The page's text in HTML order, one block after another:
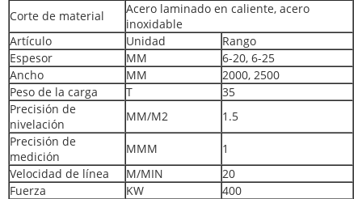
Corte de material
Acero laminado en caliente, acero
inoxidable
Artículo
Unidad
Rango
Espesor
MM
6-20, 6-25
Ancho
MM
2000, 2500
Peso de la carga
T
35
Precisión de
nivelación
MM/M2
1.5
Precisión de
medición
MMM
1
Velocidad de línea
M/MIN
20
Fuerza
KW
400